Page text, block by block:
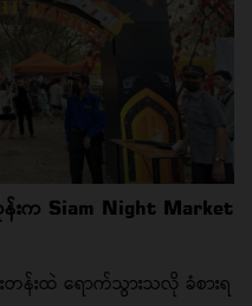
းက Siam Night Market
န်းထဲ ရောက်သွားသလို ခံစားရ